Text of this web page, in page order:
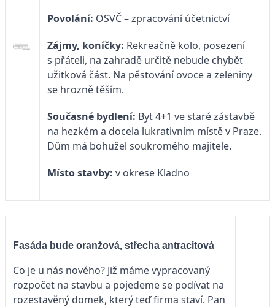
Povolání: OSVČ – zpracování účetnictví
Zájmy, koníčky: Rekreačně kolo, posezení
s přáteli, na zahradě určitě nebude chybět
užitková část. Na pěstování ovoce a zeleniny
se hrozně těším.
Současné bydlení: Byt 4+1 ve staré zástavbě
na hezkém a docela lukrativním místě v Praze.
Dům má bohužel soukromého majitele.
Místo stavby: v okrese Kladno
Fasáda bude oranžová, střecha antracitová
Co je u nás nového? Již máme vypracovaný
rozpočet na stavbu a pojedeme se podívat na
rozestavěný domek, který teď firma staví. Pan